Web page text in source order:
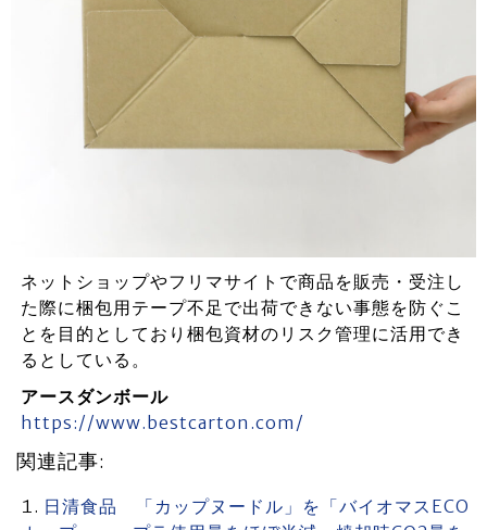
ネットショップやフリマサイトで商品を販売・受注し
た際に梱包用テープ不足で出荷できない事態を防ぐこ
とを目的としており梱包資材のリスク管理に活用でき
るとしている。
アースダンボール
https://www.bestcarton.com/
関連記事:
日清食品 「カップヌードル」を「バイオマスECO